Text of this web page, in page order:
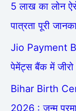
5 लाख का लोन
पात्रता पूरी
Jio Payment
पेमेंट्स बैंक में
Bihar Birth
2026 : जन्म